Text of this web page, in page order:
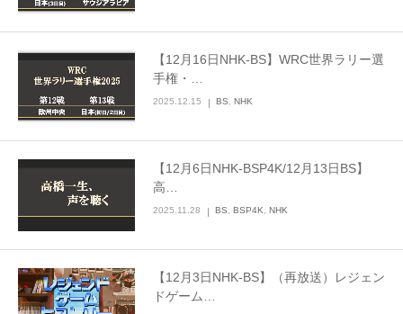
【12月16日NHK-BS】WRC世界ラリー選
手権・…
2025.12.15 BS NHK
【12月6日NHK-BSP4K/12月13日BS】
高…
2025.11.28 BS BSP4K NHK
【12月3日NHK-BS】（再放送）レジェン
ドゲーム…
お問合せ
English